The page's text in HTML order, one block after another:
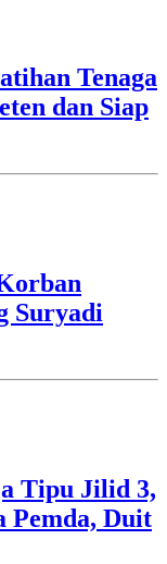
Tenaga
dan Siap
Suryadi
Tipu Jilid 3,
Pemda, Duit